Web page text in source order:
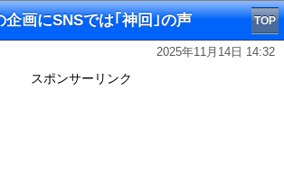
企画にSNSでは｢神回｣の声 TOP
2025年11月14日 14:32
スポンサーリンク